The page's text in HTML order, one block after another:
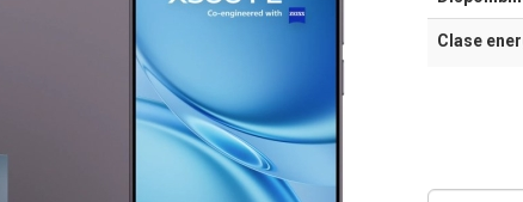
Clase